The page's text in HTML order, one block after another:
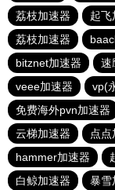
荔枝加速器
起飞
荔枝加速器
bitznet加速器
速
veee加速器
vp(
免费海外pvn加速器
云梯加速器
点点
hammer加速器
白鲸加速器
暴雪